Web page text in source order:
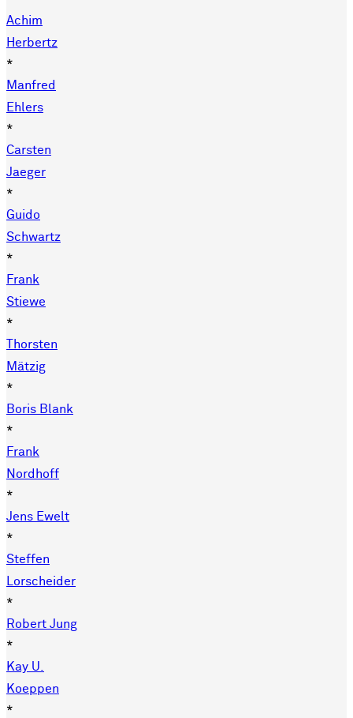
Achim
Herbertz
*
Manfred
Ehlers
*
Carsten
Jaeger
*
Guido
Schwartz
*
Frank
Stiewe
*
Thorsten
Mätzig
*
Boris Blank
*
Frank
Nordhoff
*
Jens Ewelt
*
Steffen
Lorscheider
*
Robert Jung
*
Kay U.
Koeppen
*